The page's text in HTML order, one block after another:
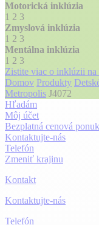
Motorická inklúzia
1 2 3
Zmyslová inklúzia
1 2 3
Mentálna inklúzia
1 2 3
Zistite viac o inklúzii na
Domov Produkty
Metropolis J4072
Hľadám
Môj účet
Bezplatná cenová
Kontaktujte-nás
Telefón
Zmeniť krajinu
Kontakt
Kontaktujte-nás
Telefón